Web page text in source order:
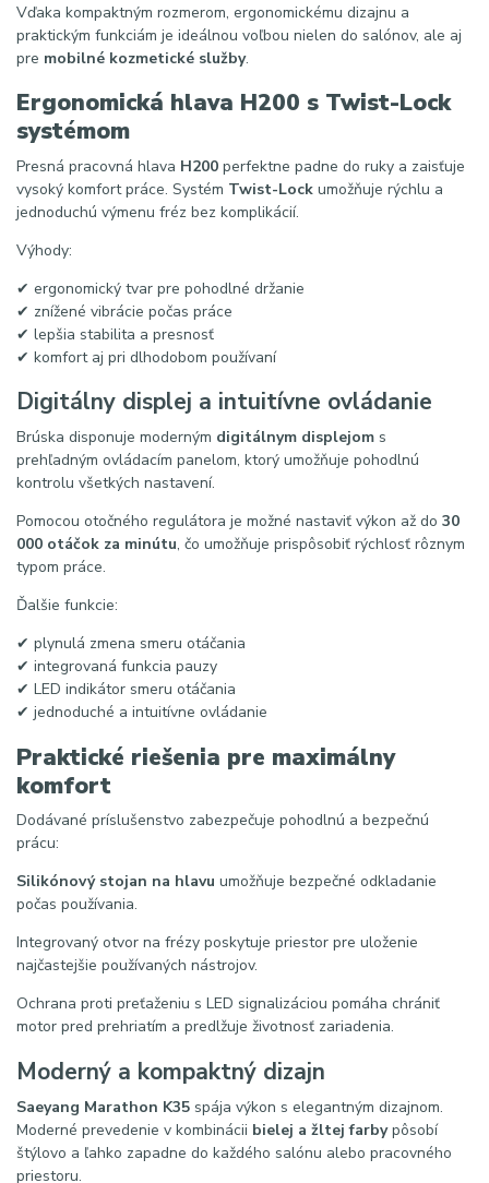
Vďaka kompaktným rozmerom, ergonomickému dizajnu a
praktickým funkciám je ideálnou voľbou nielen do salónov, ale aj
pre mobilné kozmetické služby.
Ergonomická hlava H200 s Twist-Lock
systémom
Presná pracovná hlava H200 perfektne padne do ruky a zaisťuje
vysoký komfort práce. Systém Twist-Lock umožňuje rýchlu a
jednoduchú výmenu fréz bez komplikácií.
Výhody:
✔ ergonomický tvar pre pohodlné držanie
✔ znížené vibrácie počas práce
✔ lepšia stabilita a presnosť
✔ komfort aj pri dlhodobom používaní
Digitálny displej a intuitívne ovládanie
Brúska disponuje moderným digitálnym displejom s
prehľadným ovládacím panelom, ktorý umožňuje pohodlnú
kontrolu všetkých nastavení.
Pomocou otočného regulátora je možné nastaviť výkon až do 30
000 otáčok za minútu, čo umožňuje prispôsobiť rýchlosť rôznym
typom práce.
Ďalšie funkcie:
✔ plynulá zmena smeru otáčania
✔ integrovaná funkcia pauzy
✔ LED indikátor smeru otáčania
✔ jednoduché a intuitívne ovládanie
Praktické riešenia pre maximálny
komfort
Dodávané príslušenstvo zabezpečuje pohodlnú a bezpečnú
prácu:
Silikónový stojan na hlavu umožňuje bezpečné odkladanie
počas používania.
Integrovaný otvor na frézy poskytuje priestor pre uloženie
najčastejšie používaných nástrojov.
Ochrana proti preťaženiu s LED signalizáciou pomáha chrániť
motor pred prehriatím a predlžuje životnosť zariadenia.
Moderný a kompaktný dizajn
Saeyang Marathon K35 spája výkon s elegantným dizajnom.
Moderné prevedenie v kombinácii bielej a žltej farbypôsobí
štýlovo a ľahko zapadne do každého salónu alebo pracovného
priestoru.